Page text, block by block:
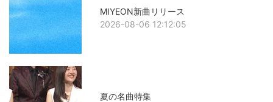
MIYEON新曲リリース
2026-08-06 12:12:05
夏の名曲特集